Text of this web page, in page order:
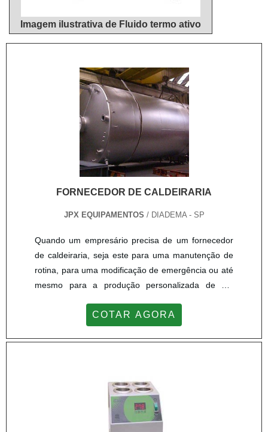
Imagem ilustrativa de Fluido termo ativo
FORNECEDOR DE CALDEIRARIA
JPX EQUIPAMENTOS / DIADEMA - SP
Quando um empresário precisa de um fornecedor
de caldeiraria, seja este para uma manutenção de
rotina, para uma modificação de emergência ou até
mesmo para a produção personalizada de um
mais variadas, é preciso saber separar qual
benefício.VANTAGENS DA CALDEIRARIAO
equipamentos, com a utilização de alumínio e aço,
a depender do tipo de utilização da peça. Estes
equipamentos são montados e instalados por
COTAR AGORA